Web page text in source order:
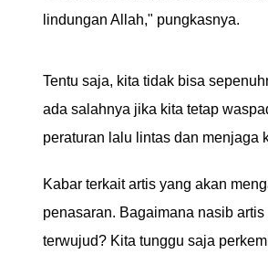
lindungan Allah," pungkasnya.
Tentu saja, kita tidak bisa
ada salahnya jika kita tetap
peraturan lalu lintas dan menjaga
Kabar terkait artis yang akan
penasaran. Bagaimana nasib
terwujud? Kita tunggu saja